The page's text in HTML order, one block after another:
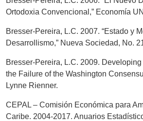
Ortodoxia Convencional,” Economía
Bresser-Pereira, L.C. 2007. “Estado y
Desarrollismo,” Nueva Sociedad, No.
Bresser-Pereira, L.C. 2009.
the Failure of the Washington
Lynne Rienner.
CEPAL – Comisión Económica para
Caribe. 2004-2017. Anuarios